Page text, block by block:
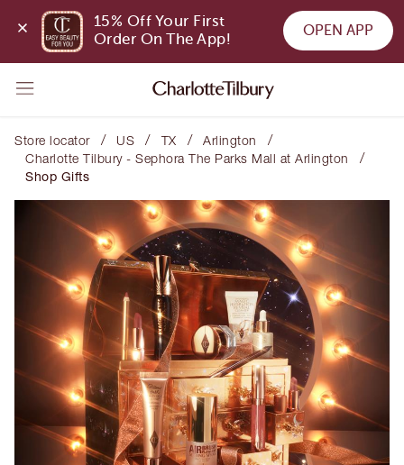
15% Off Your First
Order On The App!
OPEN APP
Store locator / US / TX / Arlington /
Charlotte Tilbury - Sephora The Parks Mall at Arlington /
Shop Gifts